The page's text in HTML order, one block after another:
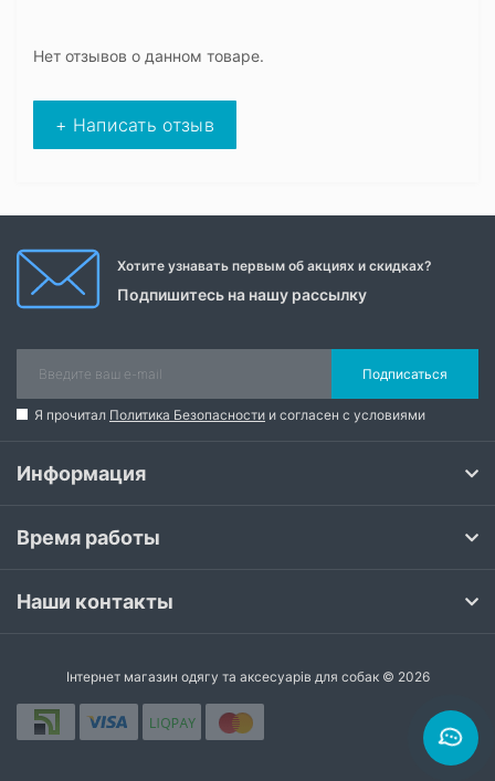
Нет отзывов о данном товаре.
+ Написать отзыв
Хотите узнавать первым об акциях и скидках?
Подпишитесь на нашу рассылку
Подписаться
Я прочитал Политика Безопасности и согласен с условиями
Информация
Время работы
Наши контакты
Інтернет магазин одягу та аксесуарів для собак © 2026